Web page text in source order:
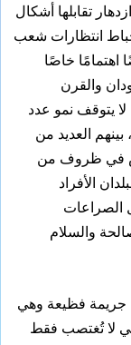
تقابلها أشكال
انتظارات شعب
اهتمامًا خاصًا
والقرن
يتوقف نمو عدد
العديد من
في ظروف من
الأفراد
الصراعات
والسلام
جريمة فظيعة وهي
لا تُغتصب فقط